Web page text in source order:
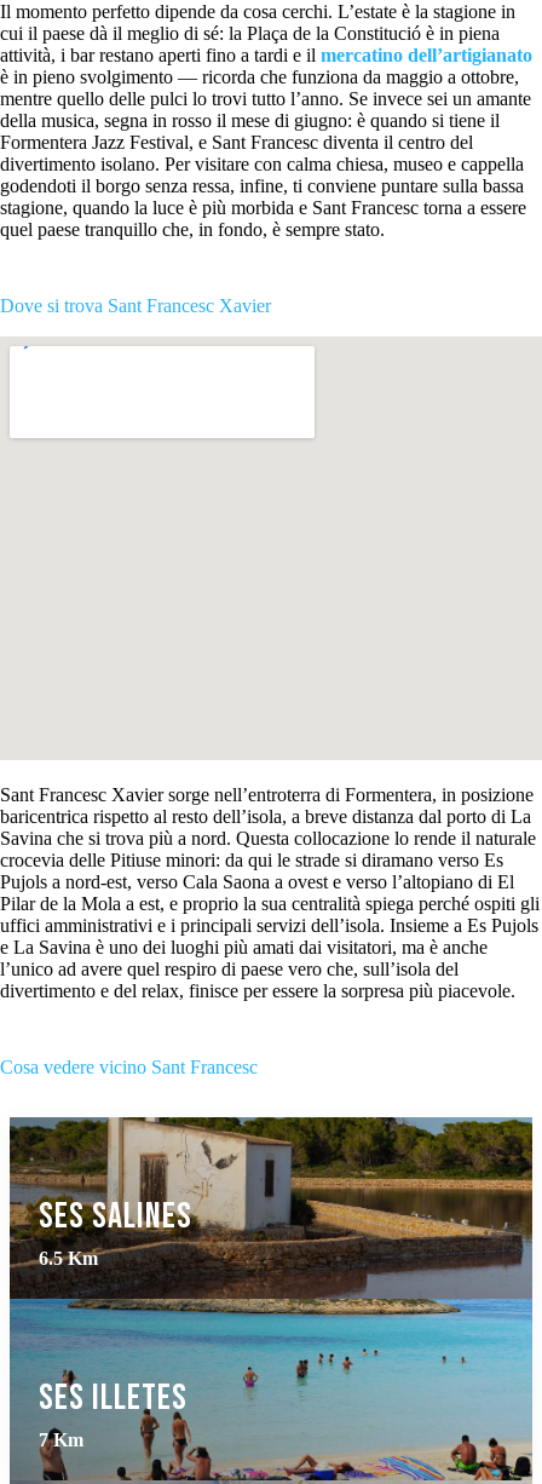
Il momento perfetto dipende da cosa cerchi. L’estate è la stagione in
cui il paese dà il meglio di sé: la Plaça de la Constitució è in piena
attività, i bar restano aperti fino a tardi e il mercatino dell’artigianato
è in pieno svolgimento — ricorda che funziona da maggio a ottobre,
mentre quello delle pulci lo trovi tutto l’anno. Se invece sei un amante
della musica, segna in rosso il mese di giugno: è quando si tiene il
Formentera Jazz Festival, e Sant Francesc diventa il centro del
divertimento isolano. Per visitare con calma chiesa, museo e cappella
godendoti il borgo senza ressa, infine, ti conviene puntare sulla bassa
stagione, quando la luce è più morbida e Sant Francesc torna a essere
quel paese tranquillo che, in fondo, è sempre stato.
Dove si trova Sant Francesc Xavier
Sant Francesc Xavier sorge nell’entroterra di Formentera, in posizione
baricentrica rispetto al resto dell’isola, a breve distanza dal porto di La
Savina che si trova più a nord. Questa collocazione lo rende il naturale
crocevia delle Pitiuse minori: da qui le strade si diramano verso Es
Pujols a nord-est, verso Cala Saona a ovest e verso l’altopiano di El
Pilar de la Mola a est, e proprio la sua centralità spiega perché ospiti gli
uffici amministrativi e i principali servizi dell’isola. Insieme a Es Pujols
e La Savina è uno dei luoghi più amati dai visitatori, ma è anche
l’unico ad avere quel respiro di paese vero che, sull’isola del
divertimento e del relax, finisce per essere la sorpresa più piacevole.
Cosa vedere vicino Sant Francesc
Ses Salines
6.5 Km
Ses Illetes
7 Km